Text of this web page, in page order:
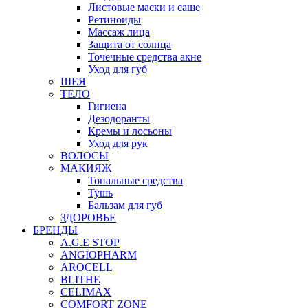
Листовые маски и саше
Ретиноиды
Массаж лица
Защита от солнца
Точечные средства акне
Уход для губ
ШЕЯ
ТЕЛО
Гигиена
Дезодоранты
Кремы и лосьоны
Уход для рук
ВОЛОСЫ
МАКИЯЖ
Тональные средства
Тушь
Бальзам для губ
ЗДОРОВЬЕ
БРЕНДЫ
A.G.E STOP
ANGIOPHARM
AROCELL
BLITHE
CELIMAX
COMFORT ZONE